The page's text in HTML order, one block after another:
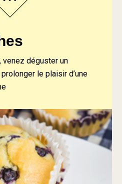
venez déguster un
le plaisir d’une